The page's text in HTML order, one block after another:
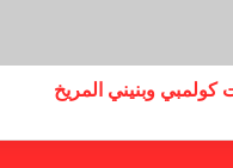
وبنيني المريخ